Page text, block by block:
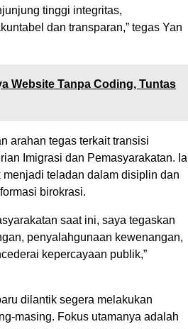
tinggi integritas,
dan transparan,” tegas Yan
Website Tanpa Coding, Tuntas
arahan tegas terkait transisi
Imigrasi dan Pemasyarakatan. Ia
teladan dalam disiplin dan
birokrasi.
saat ini, saya tegaskan
penyalahgunaan kewenangan,
kepercayaan publik,”
dilantik segera melakukan
masing. Fokus utamanya adalah